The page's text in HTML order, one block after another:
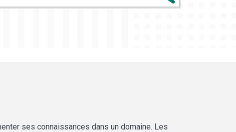
ses connaissances dans un domaine. Les